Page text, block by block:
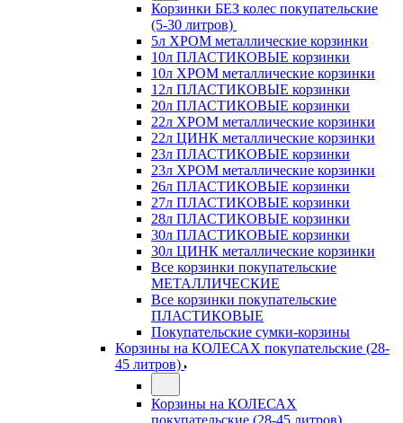
Корзинки БЕЗ колес покупательские
(5-30 литров)
5л ХРОМ металлические корзинки
10л ПЛАСТИКОВЫЕ корзинки
10л ХРОМ металлические корзинки
12л ПЛАСТИКОВЫЕ корзинки
20л ПЛАСТИКОВЫЕ корзинки
22л ХРОМ металлические корзинки
22л ЦИНК металлические корзинки
23л ПЛАСТИКОВЫЕ корзинки
23л ХРОМ металлические корзинки
26л ПЛАСТИКОВЫЕ корзинки
27л ПЛАСТИКОВЫЕ корзинки
28л ПЛАСТИКОВЫЕ корзинки
30л ПЛАСТИКОВЫЕ корзинки
30л ЦИНК металлические корзинки
Все корзинки покупательские
МЕТАЛЛИЧЕСКИЕ
Все корзинки покупательские
ПЛАСТИКОВЫЕ
Покупательские сумки-корзины
Корзины на КОЛЕСАХ покупательские (28-
45 литров)
Корзины на КОЛЕСАХ
покупательские (28-45 литров)